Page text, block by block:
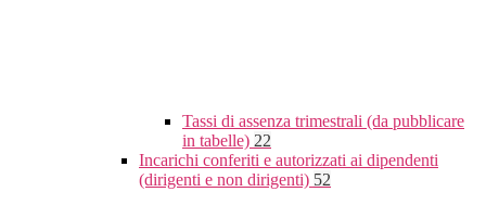
Tassi di assenza trimestrali (da pubblicare
in tabelle) 22
Incarichi conferiti e autorizzati ai dipendenti
(dirigenti e non dirigenti) 52